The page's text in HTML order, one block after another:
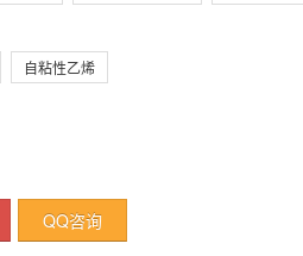
自粘性乙烯
QQ咨询